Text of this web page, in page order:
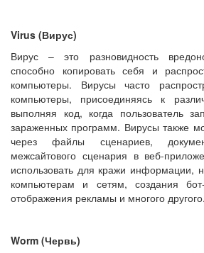
Virus (Вирус)
Вирус – это разновидность
способно копировать себя и
компьютеры. Вирусы часто
компьютеры, присоединяясь к
выполняя код, когда пользователь
зараженных программ. Вирусы также
через файлы сценариев,
межсайтового сценария в веб-
использовать для кражи информации,
компьютерам и сетям, создания
отображения рекламы и многого другого.
Worm (Червь)